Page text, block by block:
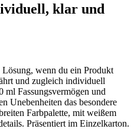
klar und
Lösung, wenn du ein Produkt
und zugleich individuell
Fassungsvermögen und
Unebenheiten das besondere
Farbpalette, mit weißem
Präsentiert im Einzelkarton.